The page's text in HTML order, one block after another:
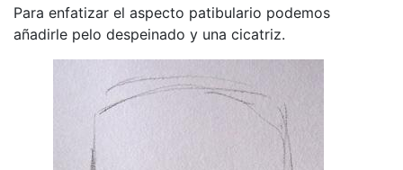
Para enfatizar el aspecto patibulario podemos
añadirle pelo despeinado y una cicatriz.